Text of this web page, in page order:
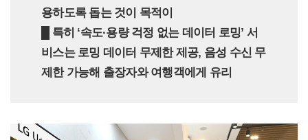
용하도록 돕는 것이 목적이
█ 특히 ‘속도·용량 걱정 없는 데이터 로밍’ 서
비스는 로밍 데이터 무제한 제공, 음성 수신 무
제한 가능해 출장자와 여행객에게 유리